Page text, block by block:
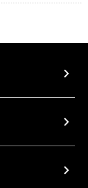
chevron_right
chevron_right
chevron_right